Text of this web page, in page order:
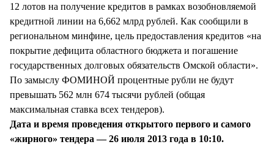
12 лотов на получение кредитов в рамках возобновляемой
кредитной линии на 6,662 млрд рублей. Как сообщили в
региональном минфине, цель предоставления кредитов «на
покрытие дефицита областного бюджета и погашение
государственных долговых обязательств Омской области».
По замыслу ФОМИНОЙ процентные рубли не будут
превышать 562 млн 674 тысячи рублей (общая
максимальная ставка всех тендеров).
Дата и время проведения открытого первого и самого
«жирного» тендера — 26 июля 2013 года в 10:10.